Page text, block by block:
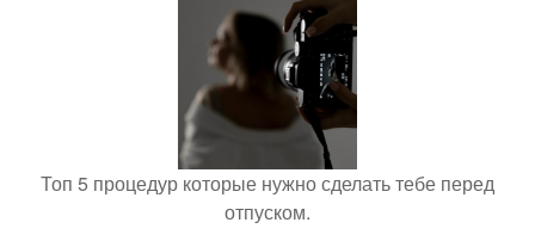
Топ 5 процедур которые нужно сделать тебе перед
отпуском.